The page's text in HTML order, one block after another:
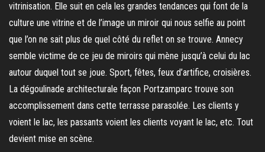
vitrinisation. Elle suit en cela les grandes tendances qui font de la
culture une vitrine et de l’image un miroir qui nous selfie au point
que l’on ne sait plus de quel côté du reflet on se trouve. Annecy
semble victime de ce jeu de miroirs qui mène jusqu’à celui du lac
autour duquel tout se joue. Sport, fêtes, feux d’artifice, croisières.
La dégoulinade architecturale façon Portzamparc trouve son
accomplissement dans cette terrasse parasolée. Les clients y
voient le lac, les passants voient les clients voyant le lac, etc. Tout
devient mise en scène.